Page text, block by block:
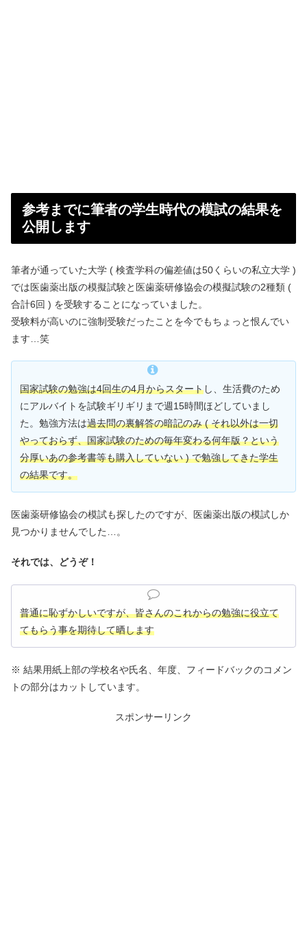
参考までに筆者の学生時代の模試の結果を
公開します
筆者が通っていた大学 ( 検査学科の偏差値は50くらいの私立大学 )
では医歯薬出版の模擬試験と医歯薬研修協会の模擬試験の2種類 (
合計6回 ) を受験することになっていました。
受験料が高いのに強制受験だったことを今でもちょっと恨んでい
ます…笑
国家試験の勉強は4回生の4月からスタートし、生活費のため
にアルバイトを試験ギリギリまで週15時間ほどしていまし
た。勉強方法は過去問の裏解答の暗記のみ ( それ以外は一切
やっておらず、国家試験のための毎年変わる何年版？という
分厚いあの参考書等も購入していない ) で勉強してきた学生
の結果です。
医歯薬研修協会の模試も探したのですが、医歯薬出版の模試しか
見つかりませんでした…。
それでは、どうぞ！
普通に恥ずかしいですが、皆さんのこれからの勉強に役立て
てもらう事を期待して晒します
※ 結果用紙上部の学校名や氏名、年度、フィードバックのコメン
トの部分はカットしています。
スポンサーリンク